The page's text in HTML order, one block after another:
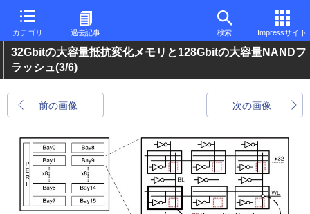
カテゴリ 過去記事 検索 Impressサイト
32Gbitの大容量抵抗変化メモリと128Gbitの大容量NANDフ
ラッシュ(3/6)
前の画像 次の画像